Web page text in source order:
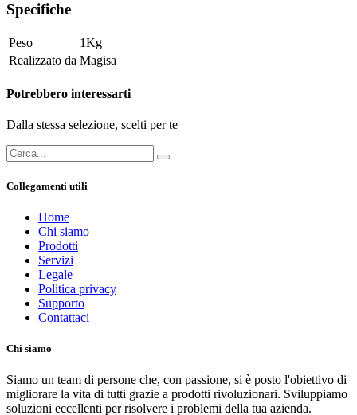
Specifiche
Peso
1Kg
Realizzato da Magisa
Potrebbero interessarti
Dalla stessa selezione, scelti per te
Collegamenti utili
Home
Chi siamo
Prodotti
Servizi
Legale
Politica privacy
Supporto
Contattaci
Chi siamo
Siamo un team di persone che, con passione, si è posto l'obiettivo di
migliorare la vita di tutti grazie a prodotti rivoluzionari. Sviluppiamo
soluzioni eccellenti per risolvere i problemi della tua azienda.